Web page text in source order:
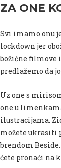
ZA ONE
Svi imamo onu
lockdown jer
božićne filmove
predlažemo da
Uz one s
one u
ilustracijama.
možete ukrasiti
brendom
ćete pronaći na